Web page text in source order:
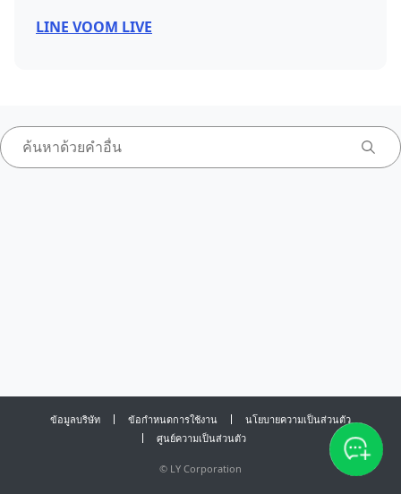
LINE VOOM LIVE
ข้อมูลบริษัท ข้อกำหนดการใช้งาน
นโยบายความเป็นส่วนตัว
ศูนย์ความเป็นส่วนตัว
© LY Corporation